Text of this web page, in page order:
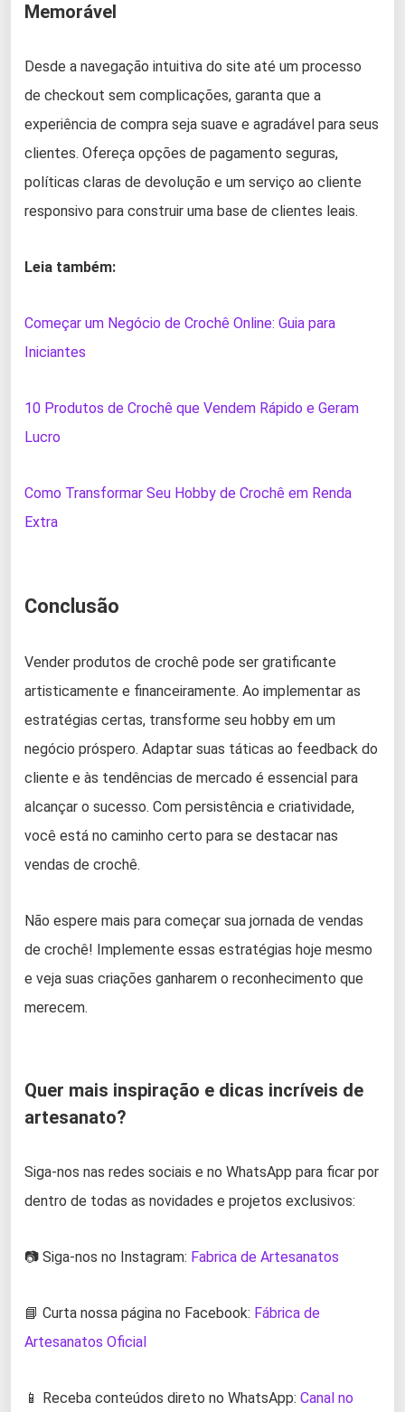
Memorável
Desde a navegação intuitiva do site até um processo
de checkout sem complicações, garanta que a
experiência de compra seja suave e agradável para seus
clientes. Ofereça opções de pagamento seguras,
políticas claras de devolução e um serviço ao cliente
responsivo para construir uma base de clientes leais.
Leia também:
Começar um Negócio de Crochê Online: Guia para
Iniciantes
10 Produtos de Crochê que Vendem Rápido e Geram
Lucro
Como Transformar Seu Hobby de Crochê em Renda
Extra
Conclusão
Vender produtos de crochê pode ser gratificante
artisticamente e financeiramente. Ao implementar as
estratégias certas, transforme seu hobby em um
negócio próspero. Adaptar suas táticas ao feedback do
cliente e às tendências de mercado é essencial para
alcançar o sucesso. Com persistência e criatividade,
você está no caminho certo para se destacar nas
vendas de crochê.
Não espere mais para começar sua jornada de vendas
de crochê! Implemente essas estratégias hoje mesmo
e veja suas criações ganharem o reconhecimento que
merecem.
Quer mais inspiração e dicas incríveis de
artesanato?
Siga-nos nas redes sociais e no WhatsApp para ficar por
dentro de todas as novidades e projetos exclusivos:
📷 Siga-nos no Instagram: Fabrica de Artesanatos
📘 Curta nossa página no Facebook: Fábrica de
Artesanatos Oficial
📱 Receba conteúdos direto no WhatsApp: Canal no